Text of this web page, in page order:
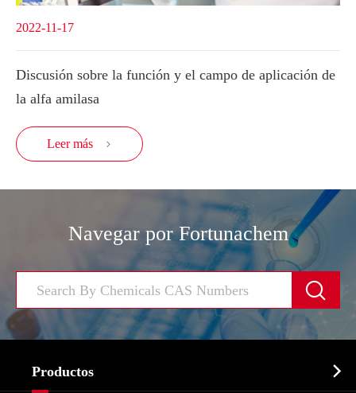
2022-11-17
Discusión sobre la función y el campo de aplicación de
la alfa amilasa
Leer más 
Navegar por Fortunachem

Productos 